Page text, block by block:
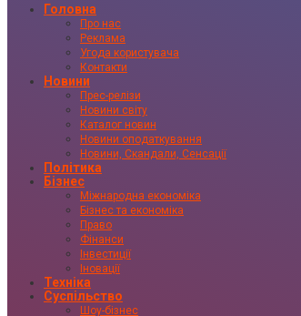
Головна
Про нас
Реклама
Угода користувача
Контакти
Новини
Прес-релізи
Новини світу
Каталог новин
Новини оподаткування
Новини, Скандали, Сенсації
Політика
Бізнес
Міжнародна економіка
Бізнес та економіка
Право
Фінанси
Інвестиції
Іновації
Техніка
Суспільство
Шоу-бізнес